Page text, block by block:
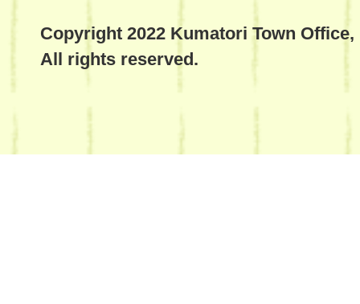
Copyright 2022 Kumatori Town Office,
All rights reserved.